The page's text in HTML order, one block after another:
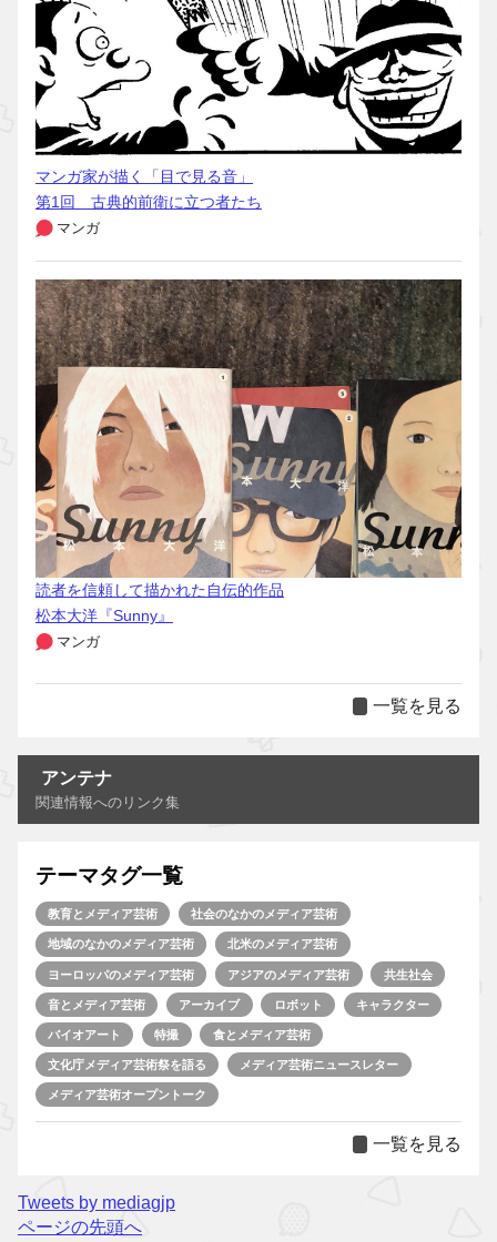
マンガ家が描く「目で見る音」
第1回 古典的前衛に立つ者たち
マンガ
読者を信頼して描かれた自伝的作品
松本大洋『Sunny』
マンガ
一覧を見る
アンテナ
関連情報へのリンク集
テーマタグ一覧
教育とメディア芸術 社会のなかのメディア芸術
地域のなかのメディア芸術 北米のメディア芸術
ヨーロッパのメディア芸術 アジアのメディア芸術 共生社会
音とメディア芸術 アーカイブ ロボット キャラクター
バイオアート 特撮 食とメディア芸術
文化庁メディア芸術祭を語る メディア芸術ニュースレター
メディア芸術オープントーク
一覧を見る
Tweets by mediagjp
ページの先頭へ